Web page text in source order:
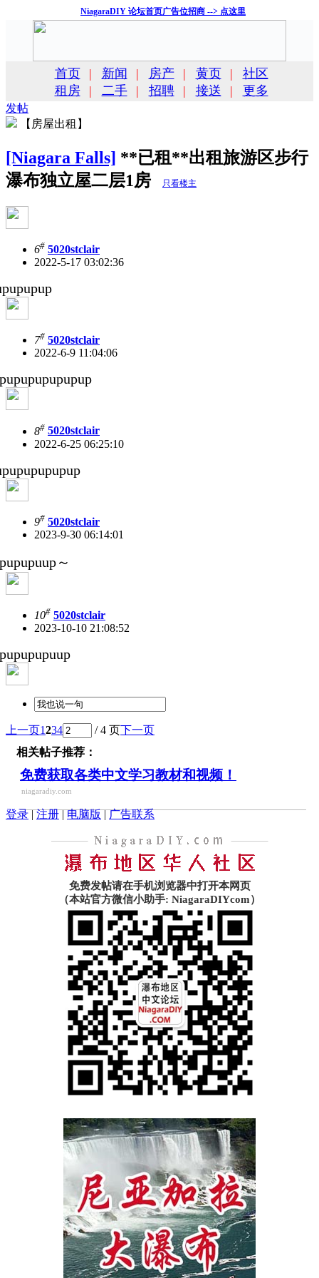
NiagaraDIY 论坛首页广告位招商 --> 点这里
首页 | 新闻 | 房产 | 黄页 |
社区
租房
| 二手 | 招聘 | 接送 | 更多
发帖
【房屋出租】
[Niagara Falls] **已租**出租旅游区步行
瀑布独立屋二层1房
只看楼主
6# 5020stclair
2022-5-17 03:02:36
7# 5020stclair
2022-6-9 11:04:06
8# 5020stclair
2022-6-25 06:25:10
9# 5020stclair
2023-9-30 06:14:01
～
10# 5020stclair
2023-10-10 21:08:52
上一页 1234 / 4 页
下一页
相关帖子推荐：
免费获取各类中文学习教材和视频！
niagaradiy.com
登录 注册 电脑版 广告联系
免费发帖请在手机浏览器中打开本网页
（本站官方微信小助手: NiagaraDIYcom）